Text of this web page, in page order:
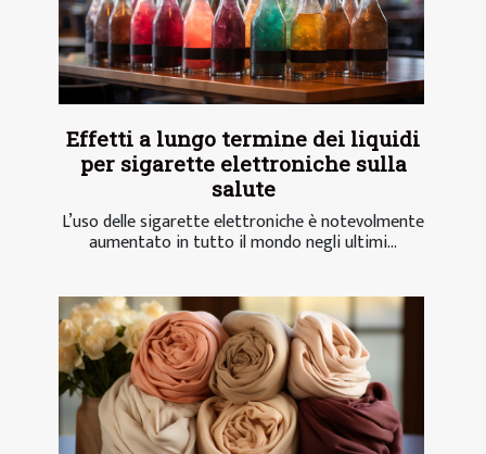
Effetti a lungo termine dei liquidi
per sigarette elettroniche sulla
salute
L’uso delle sigarette elettroniche è notevolmente
aumentato in tutto il mondo negli ultimi...